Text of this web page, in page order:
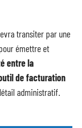
transiter par une
émettre et
entre la
de facturation
administratif.